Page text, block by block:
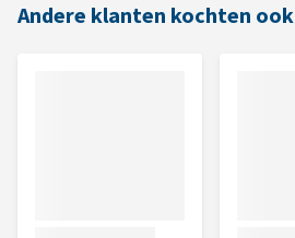
Andere klanten kochten ook